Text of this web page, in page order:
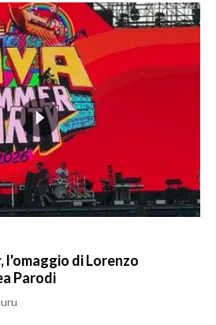
l'omaggio di Lorenzo
Parodi